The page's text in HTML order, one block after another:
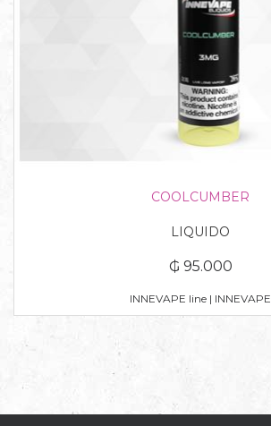
COOLCUMBER
LIQUIDO
₲ 95.000
INNEVAPE line | INNEVAPE